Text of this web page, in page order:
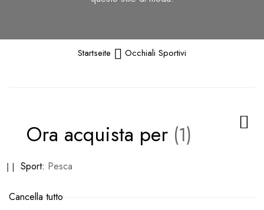
Startseite Occhiali Sportivi
Ora acquista per
Sport Pesca
Rimuovi
articolo
Cancella tutto